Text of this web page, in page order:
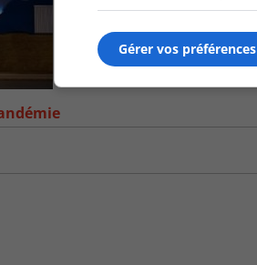
Gérer vos préférences